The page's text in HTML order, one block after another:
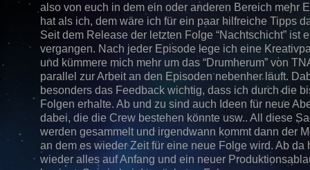
also von euch in dem ein oder anderen Bereich mehr
hat als ich, dem wäre ich für ein paar hilfreiche Tipps
Seit dem Release der letzten Folge “Nachtschicht” ist
vergangen. Nach jeder Episode lege ich eine
und kümmere mich mehr um das “Drumherum” von
parallel zur Arbeit an den Episoden nebenher läuft.
besonders das Feedback wichtig, dass ich durch die
Folgen erhalte. Ab und zu sind auch Ideen für neue
dabei, die die Crew bestehen könnte usw.. All diese
werden gesammelt und irgendwann kommt dann der
an dem es wieder Zeit für eine neue Folge wird. Ab da
wieder alles auf Anfang und ein neuer